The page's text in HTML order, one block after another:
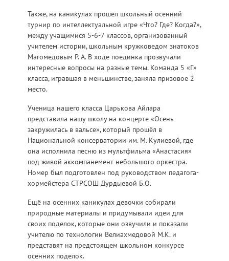
Также, на каникулах прошёл школьный осенний
турнир по интеллектуальной игре «Что? Где? Когда?»,
между учащимися 5-6-7 классов, организованный
учителем истории, школьным кружковедом знатоков
Магомедовым Р. А. В ходе поединка прозвучали
интересные вопросы на разные темы. Команда 5 «Г»
класса, игравшая в меньшинстве, заняла призовое 2
место.
Ученица нашего класса Царькова Айлара
представила нашу школу на концерте «Осень
закружилась в вальсе», который прошёл в
Национальной консерватории им. М. Кулиевой, где
она исполнила песню из мультфильма «Анастасия»
под живой аккомпанемент небольшого оркестра.
Номер был подготовлен под руководством педагога-
хормейстера СТРСОШ Дурдыевой Б.О.
Ещё на осенних каникулах девочки собирали
природные материалы и придумывали идеи для
своих поделок, которые они озвучили и показали
учителю по технологии Велиахмедовой М.К. и
представят на предстоящем школьном конкурсе
осенних поделок.